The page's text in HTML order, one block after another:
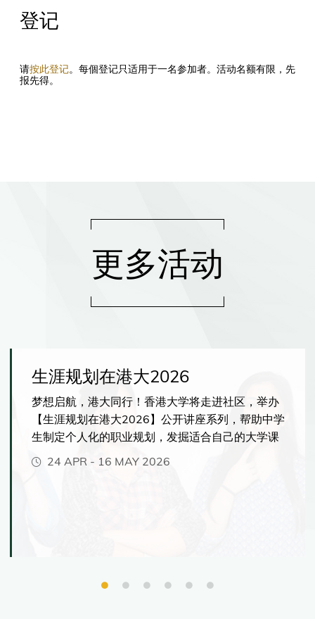
登记
请按此登记。每個登记只适用于一名参加者。活动名额有限，先
报先得。
更多活动
生涯规划在港大2026
梦想启航，港大同行！香港大学将走进社区，举办
【生涯规划在港大2026】公开讲座系列，帮助中学
生制定个人化的职业规划，发掘适合自己的大学课
程，并充分发挥你的潜能。你将有机会了解港大提
供的各种独特学习体验，包括紧贴市场发展、前沿
24 APR - 16 MAY 2026